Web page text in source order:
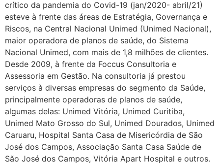
crítico da pandemia do Covid-19 (jan/2020- abril/21)
esteve à frente das áreas de Estratégia, Governança e
Riscos, na Central Nacional Unimed (Unimed Nacional),
maior operadora de planos de saúde, do Sistema
Nacional Unimed, com mais de 1,8 milhões de clientes.
Desde 2009, à frente da Foccus Consultoria e
Assessoria em Gestão. Na consultoria já prestou
serviços à diversas empresas do segmento da Saúde,
principalmente operadoras de planos de saúde,
algumas delas: Unimed Vitória, Unimed Curitiba,
Unimed Mato Grosso do Sul, Unimed Dourados, Unimed
Caruaru, Hospital Santa Casa de Misericórdia de São
José dos Campos, Associação Santa Casa Saúde de
São José dos Campos, Vitória Apart Hospital e outros.